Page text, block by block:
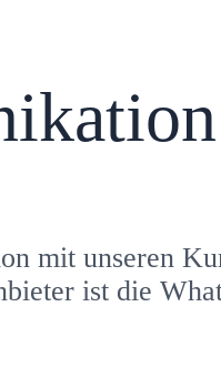
mit unseren
ist die